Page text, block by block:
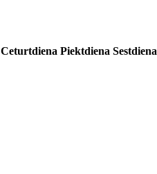
Ceturtdiena Piektdiena Sestdiena